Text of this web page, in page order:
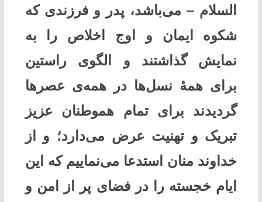
السلام – می‌باشد، پدر و فرزندی که
شکوه ایمان و اوج اخلاص را به
نمایش گذاشتند و الگوی راستین
برای همۀ نسل‌ها در همه‌ی عصرها
گردیدند برای تمام هموطنان عزیز
تبریک و تهنیت عرض می‌دارد؛ و از
خداوند منان استدعا می‌نماییم که این
ایام خجسته را در فضای پر از امن و